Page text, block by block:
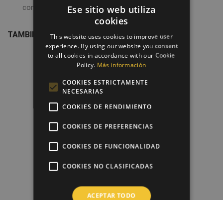
con respecto a la imagen del producto.
TAMBIÉN PODRÍA INTERESARLE
8,00 €
favorite_border
Ese sitio web utiliza
cookies
This website uses cookies to improve user
experience. By using our website you consent
to all cookies in accordance with our Cookie
Policy. Más información
COOKIES ESTRICTAMENTE
NECESARIAS
COOKIES DE RENDIMIENTO
COOKIES DE PREFERENCIAS
COOKIES DE FUNCIONALIDAD
COOKIES NO CLASIFICADAS
ACEPTAR TODO